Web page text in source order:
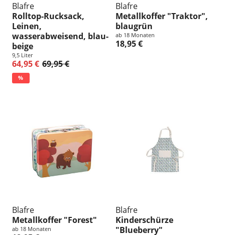
Blafre
Rolltop-Rucksack,
Leinen,
wasserabweisend, blau-
beige
9,5 Liter
64,95 € 69,95 €
%
Blafre
Metallkoffer "Traktor",
blaugrün
ab 18 Monaten
18,95 €
Blafre
Metallkoffer "Forest"
ab 18 Monaten
Blafre
Kinderschürze
"Blueberry"